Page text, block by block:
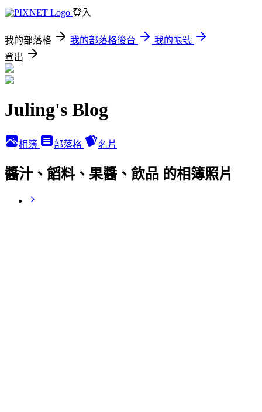
登入
我的部落格 我的部落格後台
我的帳號
登出
Juling's Blog
相簿 部落格 名片
醬汁、饀料、果醬、飲品 的相簿照片